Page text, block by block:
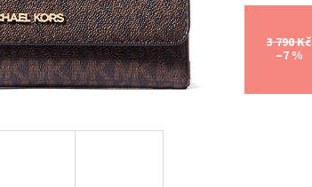
3 790 Kč
–7 %